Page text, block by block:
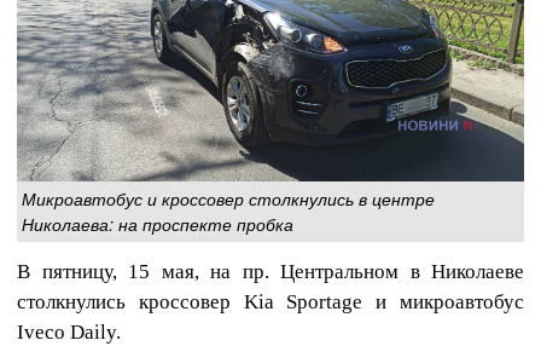
Микроавтобус и кроссовер столкнулись в центре
Николаева: на проспекте пробка
В пятницу, 15 мая, на пр. Центральном в Николаеве
столкнулись кроссовер Kia Sportage и микроавтобус
Iveco Daily.